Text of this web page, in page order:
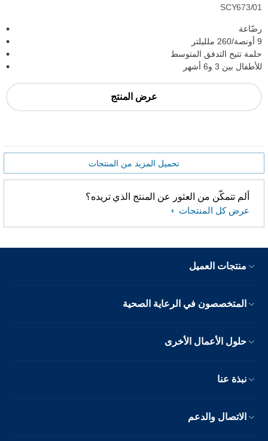
SCY673/01
رضّاعة
9 أونصة/260 ملليلتر
حلمة تتيح التدفق المتوسط
للأطفال بين 3 و6 أشهر
عرض المنتج
تحميل المزيد من المنتجات
ألم تتمكّن من العثور عن المنتج الذي تريده؟
عرض كل المنتجات
منتجات العميل
المتخصصون في الرعاية الصحية
حلول الأعمال الأخرى
نبذة عنا
الاتصال والدعم